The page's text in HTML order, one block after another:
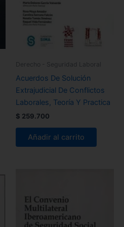
Derecho - Seguridad Laboral
Acuerdos De Solución
Extrajudicial De Conflictos
Laborales, Teoría Y Practica
$ 259.700
Añadir al carrito